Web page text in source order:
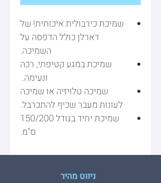
שמיכת כירבולית איכותית! של
דארלן כולל הדפסה על
השמיכה.
שמיכת במגע קטיפתי, רכה
ונעימה.
שמיכה טלויזיה או שמיכה
לעונות מעבר שכיף להתכרבל.
שמיכת יחיד בגודל 150/200
ס"מ.
ניווט מהיר